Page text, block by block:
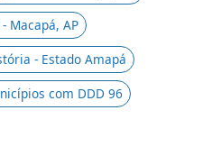
Macapá, AP
- Estado Amapá
com DDD 96